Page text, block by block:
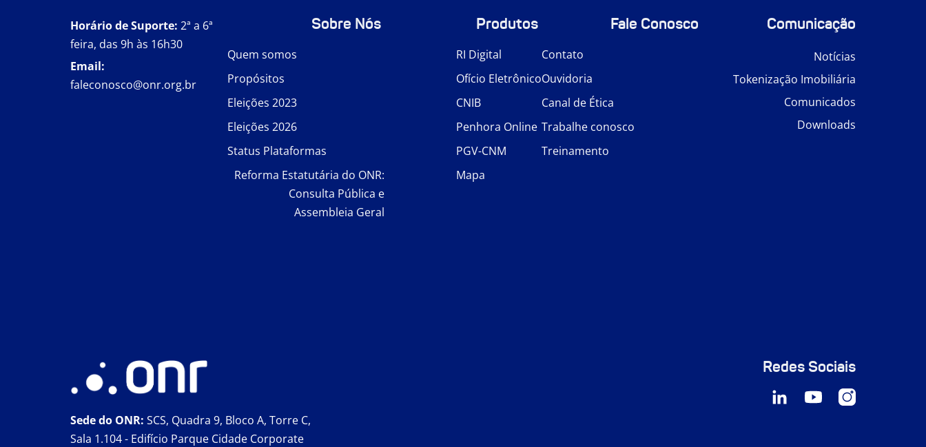
Horário de Suporte: 2ª a 6ª
feira, das 9h às 16h30
Email:
faleconosco@onr.org.br
Sobre Nós
Quem somos
Propósitos
Eleições 2023
Eleições 2026
Status Plataformas
Reforma Estatutária do ONR:
Consulta Pública e
Assembleia Geral
Produtos
RI Digital
Ofício Eletrônico
CNIB
Penhora Online
PGV-CNM
Mapa
Fale Conosco
Contato
Ouvidoria
Canal de Ética
Trabalhe conosco
Treinamento
Comunicação
Notícias
Tokenização Imobiliária
Comunicados
Downloads
Sede do ONR: SCS, Quadra 9, Bloco A, Torre C,
Sala 1.104 - Edifício Parque Cidade Corporate
Redes Sociais